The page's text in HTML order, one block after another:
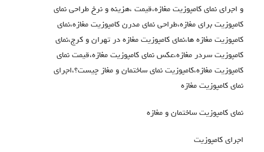
و اجرای نمای کامپوزیت مغازه،قیمت ،هزینه و نرخ طراحی نمای
کامپوزیت برای مغازه،طراحی نمای مدرن کامپوزیت مغازه،نمای
کامپوزیت مغازه ها،نمای کامپوزیت مغازه در تهران و کرج،نمای
کامپوزیت سردر مغازه،عکس نمای کامپوزیت مغازه،قیمت نمای
کامپوزیت مغازه،کامپوزیت نمای ساختمان و مغاز چیست؟،اجرای
نمای کامپوزیت مغازه
نمای کامپوزیت ساختمان و مغازه
اجرای کامپوزیت